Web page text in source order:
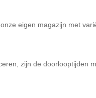
eigen magazijn met
zijn de